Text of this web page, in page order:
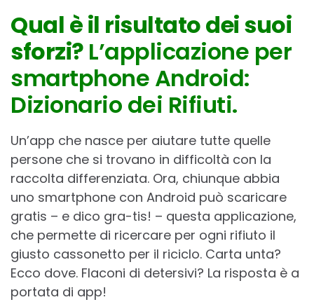
Qual è il risultato dei suoi
sforzi? L’applicazione per
smartphone Android:
Dizionario dei Rifiuti.
Un’app che nasce per aiutare tutte quelle
persone che si trovano in difficoltà con la
raccolta differenziata. Ora, chiunque abbia
uno smartphone con Android può scaricare
gratis – e dico gra-tis! – questa applicazione,
che permette di ricercare per ogni rifiuto il
giusto cassonetto per il riciclo. Carta unta?
Ecco dove. Flaconi di detersivi? La risposta è a
portata di app!